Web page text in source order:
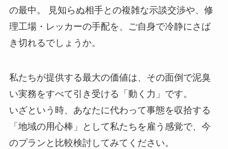
の最中。 見知らぬ相手との複雑な示談交渉や、修
理工場・レッカーの手配を、ご自身で冷静にさば
き切れるでしょうか。
私たちが提供する最大の価値は、その面倒で泥臭
い実務をすべて引き受ける「動く力」です。
いざという時、あなたに代わって事態を収拾する
「地域の用心棒」として私たちを雇う感覚で、今
のプランと比較検討してみてください。